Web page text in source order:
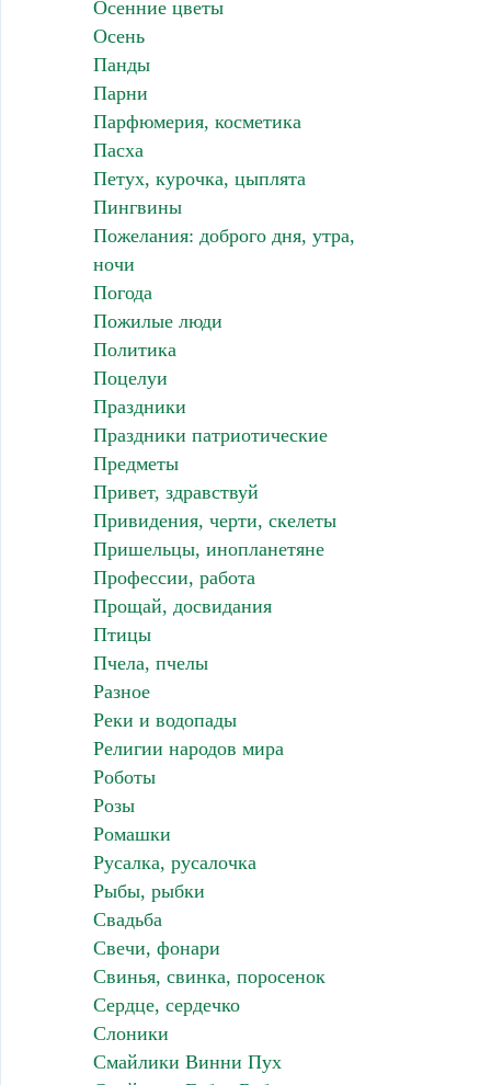
Осенние цветы
Осень
Панды
Парни
Парфюмерия, косметика
Пасха
Петух, курочка, цыплята
Пингвины
Пожелания: доброго дня, утра,
ночи
Погода
Пожилые люди
Политика
Поцелуи
Праздники
Праздники патриотические
Предметы
Привет, здравствуй
Привидения, черти, скелеты
Пришельцы, инопланетяне
Профессии, работа
Прощай, досвидания
Птицы
Пчела, пчелы
Разное
Реки и водопады
Религии народов мира
Роботы
Розы
Ромашки
Русалка, русалочка
Рыбы, рыбки
Свадьба
Свечи, фонари
Свинья, свинка, поросенок
Сердце, сердечко
Слоники
Смайлики Винни Пух